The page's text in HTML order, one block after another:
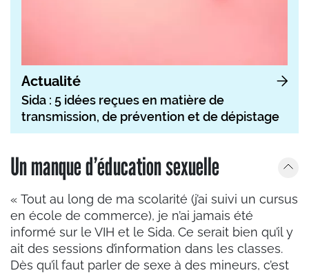
Actualité
Sida : 5 idées reçues en matière de
transmission, de prévention et de dépistage
Un manque d’éducation sexuelle
« Tout au long de ma scolarité (j’ai suivi un cursus
en école de commerce), je n’ai jamais été
informé sur le VIH et le Sida. Ce serait bien qu’il y
ait des sessions d’information dans les classes.
Dès qu’il faut parler de sexe à des mineurs, c’est